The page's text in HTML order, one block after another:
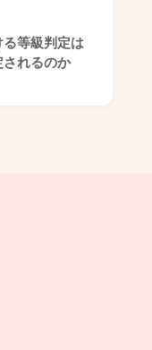
等級判定は
されるのか